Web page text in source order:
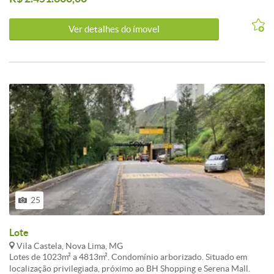
do condomínio Vila Castela. Lote de 1469m².
Ver detalhes do ímovel
25
Lote
Vila Castela, Nova Lima, MG
Lotes de 1023m² a 4813m². Condomínio arborizado. Situado em
localização privilegiada, próximo ao BH Shopping e Serena Mall.